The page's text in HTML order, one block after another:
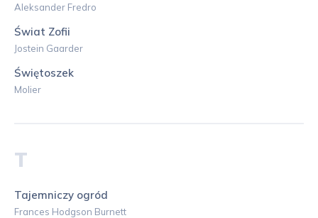
Aleksander Fredro
Świat Zofii
Jostein Gaarder
Świętoszek
Molier
T
Tajemniczy ogród
Frances Hodgson Burnett